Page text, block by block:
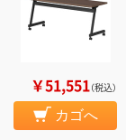
￥51,551（税込）
カゴへ